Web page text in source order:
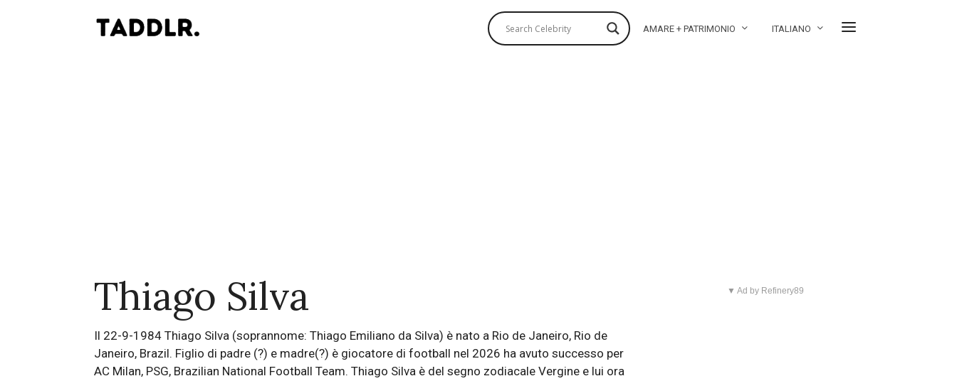
AMARE + PATRIMONIO ITALIANO
Thiago Silva
Il 22-9-1984 Thiago Silva (soprannome: Thiago Emiliano da Silva) è nato a Rio de Janeiro, Rio de
Janeiro, Brazil. Figlio di padre (?) e madre(?) è giocatore di football nel 2026 ha avuto successo per
AC Milan, PSG, Brazilian National Football Team. Thiago Silva è del segno zodiacale Vergine e lui ora
▼ Ad by Refinery89